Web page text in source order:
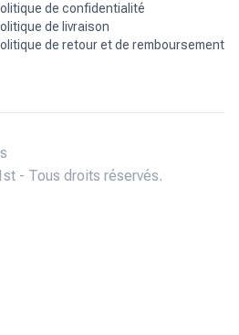
de confidentialité
de livraison
de retour et de remboursement
- Tous droits réservés.